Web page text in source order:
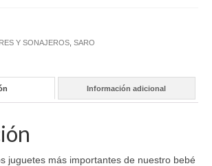
Y SONAJEROS SARO
Información adicional
juguetes más importantes de nuestro bebé